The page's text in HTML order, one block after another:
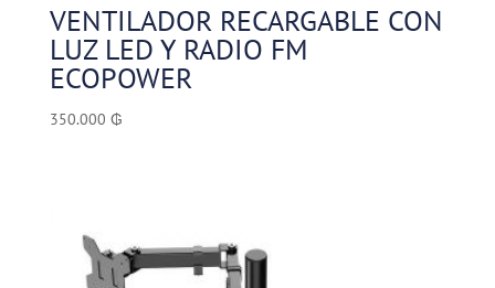
VENTILADOR RECARGABLE CON
LUZ LED Y RADIO FM
ECOPOWER
350.000 ₲